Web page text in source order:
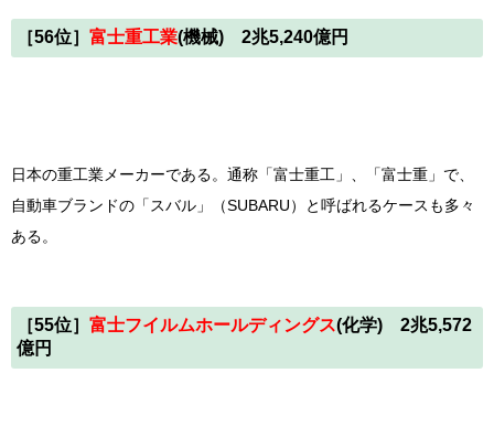
［56位］ 富士重工業(機械) 2兆5,240億円
日本の重工業メーカーである。通称「富士重工」、「富士重」で、
自動車ブランドの「スバル」（SUBARU）と呼ばれるケースも多々
ある。
［55位］ 富士フイルムホールディングス(化学) 2兆5,572
億円